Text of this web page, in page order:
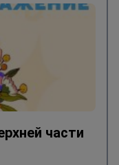
части